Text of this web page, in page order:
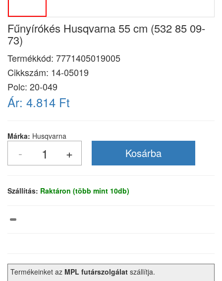
Fűnyírókés Husqvarna 55 cm (532 85 09-
73)
Termékkód: 7771405019005
Cikkszám: 14-05019
Polc: 20-049
Ár: 4.814 Ft
Márka: Husqvarna
Szállítás: Raktáron (több mint 10db)
Termékeinket az MPL futárszolgálat szállítja.